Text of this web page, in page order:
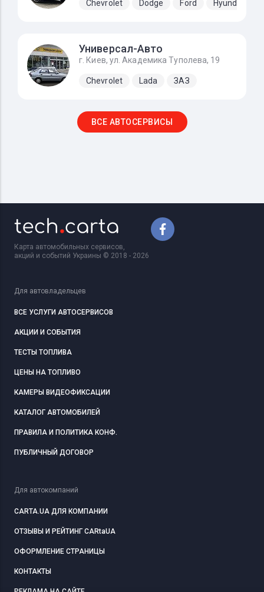
Chevrolet Dodge Ford Hyundai
Универсал-Авто
г. Киев, ул. Академика Туполева, 19
Chevrolet Lada ЗАЗ
ВСЕ АВТОСЕРВИСЫ
Карта автомобильных сервисов,
акций и событий Украины © 2018 - 2026
Для автовладельцев
ВСЕ УСЛУГИ АВТОСЕРВИСОВ
АКЦИИ И СОБЫТИЯ
ТЕСТЫ ТОПЛИВА
ЦЕНЫ НА ТОПЛИВО
КАМЕРЫ ВИДЕОФИКСАЦИИ
КАТАЛОГ АВТОМОБИЛЕЙ
ПРАВИЛА И ПОЛИТИКА КОНФ.
ПУБЛИЧНЫЙ ДОГОВОР
Для автокомпаний
CARTA.UA ДЛЯ КОМПАНИИ
ОТЗЫВЫ И РЕЙТИНГ CARtaUA
ОФОРМЛЕНИЕ СТРАНИЦЫ
КОНТАКТЫ